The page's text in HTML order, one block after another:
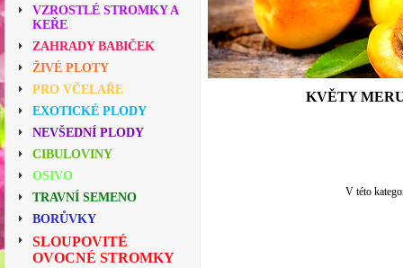
VZROSTLÉ STROMKY A
KEŘE
ZAHRADY BABIČEK
ŽIVÉ PLOTY
PRO VČELAŘE
EXOTICKÉ PLODY
NEVŠEDNÍ PLODY
CIBULOVINY
OSIVO
TRAVNÍ SEMENO
BORŮVKY
SLOUPOVITÉ
OVOCNÉ STROMKY
KVĚTY
V této